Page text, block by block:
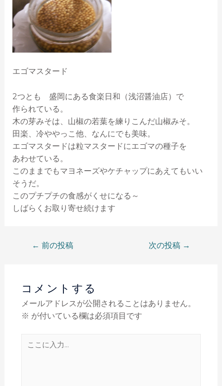
エゴマスタード
2つとも 盛岡にある食楽日和（浅沼醤油店）で
作られている。
木の芽みそは、山椒の若葉を練りこんだ山椒みそ。
田楽、冷ややっこ他、なんにでも美味。
エゴマスタードは粒マスタードにエゴマの種子を
あわせている。
このままでもマヨネーズやケチャップにあえてもいい
そうだ。
このプチプチの食感がくせになる～
しばらくお取り寄せ続けます
← 前の投稿 次の投稿 →
コメントする
メールアドレスが公開されることはありません。
※ が付いている欄は必須項目です